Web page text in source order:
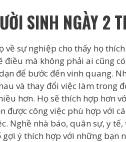
SINH NGÀY 2
về sự nghiệp cho thấy họ
điều mà không phải ai cũng
để bước đến vinh quang.
và thay đổi việc làm trong
hơn. Họ sẽ thích hợp hơn
được công việc phù hợp với
Nghề nhà báo, quân sự, y
ý thích hợp với những bạn